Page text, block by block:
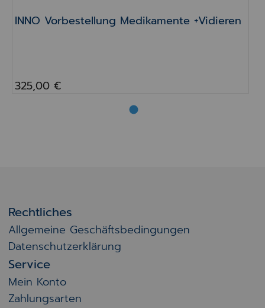
INNO Vorbestellung Medikamente +Vidieren
325,00 €
Rechtliches
Allgemeine Geschäftsbedingungen
Datenschutzerklärung
Service
Mein Konto
Zahlungsarten